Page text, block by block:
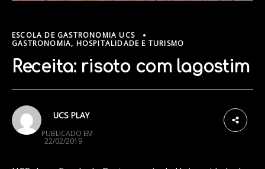
ESCOLA DE GASTRONOMIA UCS
GASTRONOMIA, HOSPITALIDADE E TURISMO
Receita: risoto com lagostim
UCS PLAY
PUBLICADO EM
22/02/2019